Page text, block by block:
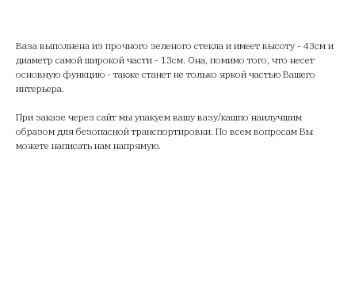
Ваза выполнена из прочного зеленого стекла и имеет высоту - 43см и
диаметр самой широкой части - 13см. Она, помимо того, что несет
основную функцию - также станет не только яркой частью Вашего
интерьера.
При заказе через сайт мы упакуем вашу вазу/кашпо наилучшим
образом для безопасной транспортировки. По всем вопросам Вы
можете написать нам напрямую.